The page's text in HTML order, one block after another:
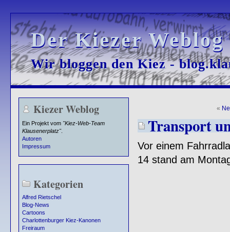
Der Kiezer
Der Kiezer
Wir bloggen den Kiez -
Wir bloggen den Kiez -
Kiezer Weblog
Ein Projekt vom "Kiez-Web-Team
Klausenerplatz".
Autoren
Impressum
Kategorien
Alfred Rietschel
Blog-News
Cartoons
Charlottenburger Kiez-Kanonen
Freiraum
«
Transport
Vor einem
14 stand am